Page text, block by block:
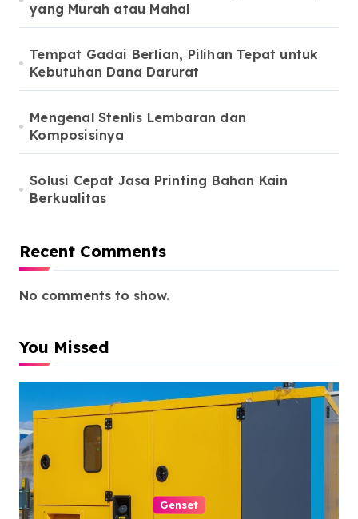
yang Murah atau Mahal
Tempat Gadai Berlian, Pilihan Tepat untuk
Kebutuhan Dana Darurat
Mengenal Stenlis Lembaran dan
Komposisinya
Solusi Cepat Jasa Printing Bahan Kain
Berkualitas
Recent Comments
No comments to show.
You Missed
Genset